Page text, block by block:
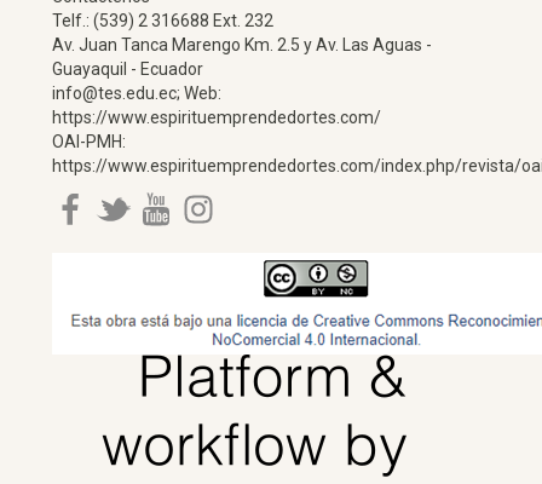
Telf.: (539) 2 316688 Ext. 232
Av. Juan Tanca Marengo Km. 2.5 y Av. Las Aguas -
Guayaquil - Ecuador
info@tes.edu.ec; Web:
https://www.espirituemprendedortes.com/
OAI-PMH:
https://www.espirituemprendedortes.com/index.php/revista/